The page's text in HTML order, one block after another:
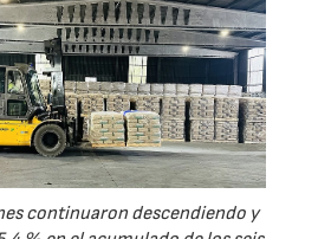
continuaron descendiendo y